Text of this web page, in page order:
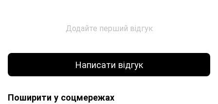
Додайте перший відгук
Написати відгук
Поширити у соцмережах